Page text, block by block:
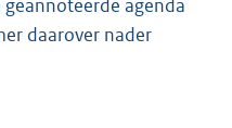
agenda
daarover nader